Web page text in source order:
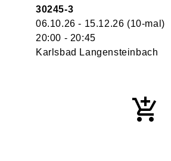
30245-3
06.10.26 - 15.12.26 (10-mal)
20:00 - 20:45
Karlsbad Langensteinbach